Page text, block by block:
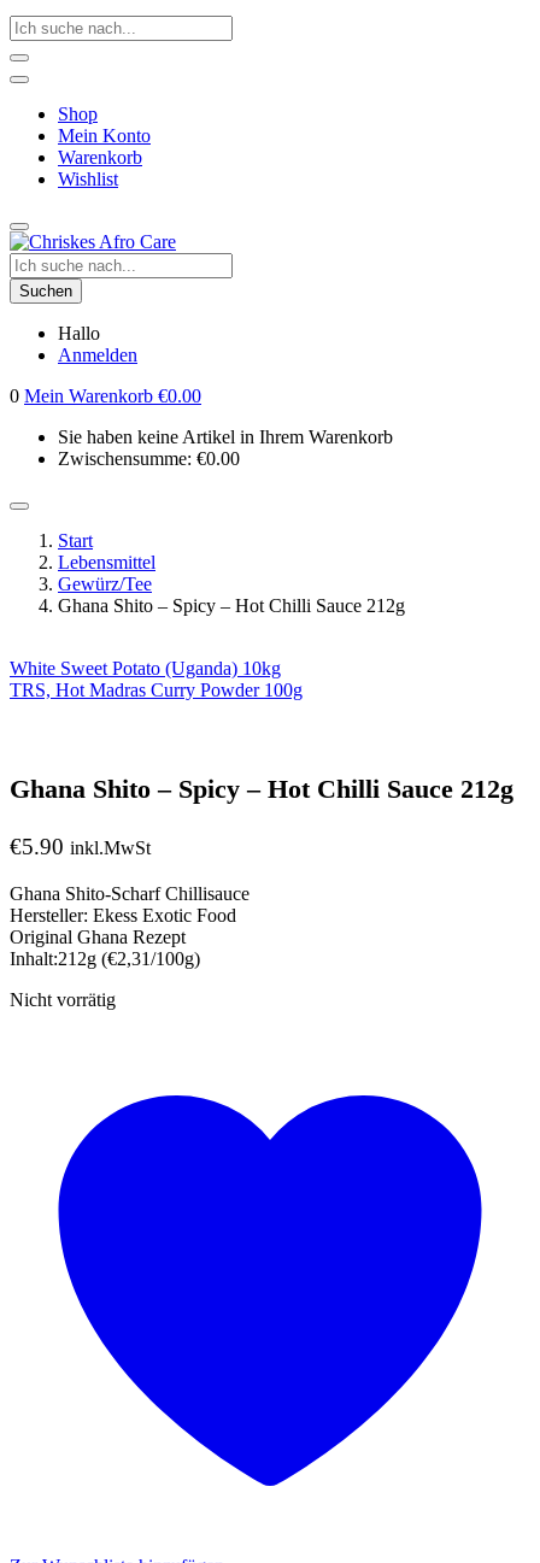
Shop
Mein Konto
Warenkorb
Wishlist
Suchen
Hallo
Anmelden
0 Mein Warenkorb €0.00
Sie haben keine Artikel in Ihrem Warenkorb
Zwischensumme: €0.00
Start
Lebensmittel
Gewürz/Tee
Ghana Shito – Spicy – Hot Chilli Sauce 212g
White Sweet Potato (Uganda) 10kg
TRS, Hot Madras Curry Powder 100g
Ghana Shito – Spicy – Hot Chilli Sauce 212g
€5.90 inkl.MwSt
Ghana Shito-Scharf Chillisauce
Hersteller: Ekess Exotic Food
Original Ghana Rezept
Inhalt:212g (€2,31/100g)
Nicht vorrätig